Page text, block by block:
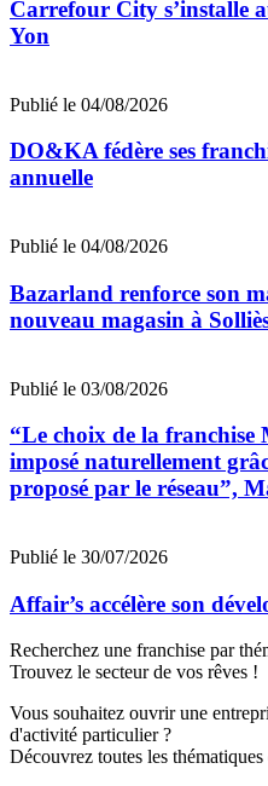
Carrefour City s’installe
Yon
Publié le 04/08/2026
DO&KA fédère ses
annuelle
Publié le 04/08/2026
Bazarland renforce son
nouveau magasin à
Publié le 03/08/2026
“Le choix de la franchise
imposé naturellement
proposé par le réseau”,
Publié le 30/07/2026
Affair’s accélère son
Recherchez une franchise par
Trouvez le secteur de vos rêves !
Vous souhaitez ouvrir une
d'activité particulier ?
Découvrez toutes les thématiques